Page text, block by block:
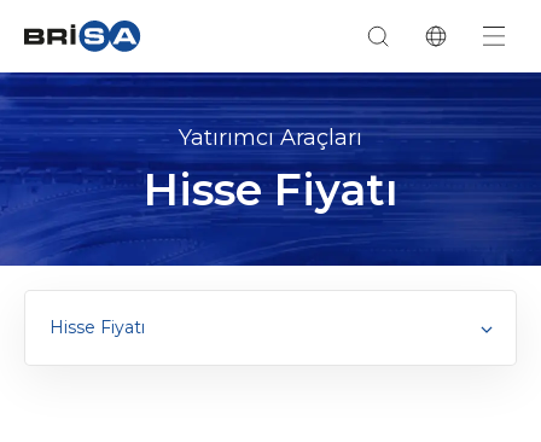
Yatırımcı Araçları
Hisse Fiyatı
Hisse Fiyatı